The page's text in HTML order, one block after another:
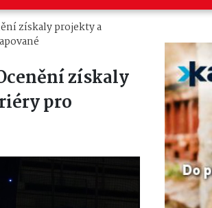
získaly projekty a
získaly
pro